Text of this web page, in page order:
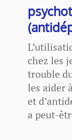
chez les
trouble
les aider
et
a peut-